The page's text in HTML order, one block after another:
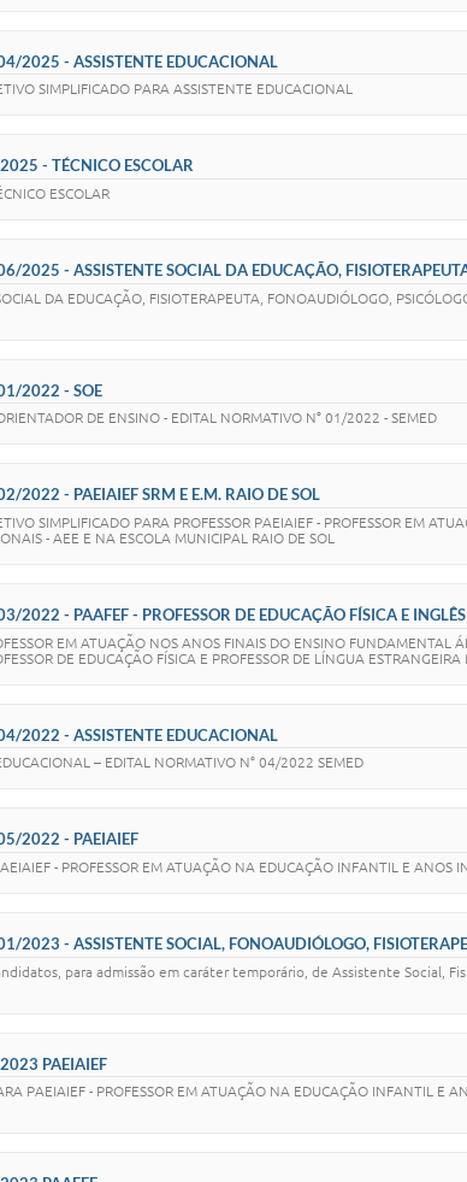
2025 - ASSISTENTE EDUCACIONAL
SIMPLIFICADO PARA ASSISTENTE EDUCACIONAL
- TÉCNICO ESCOLAR
ESCOLAR
2025 - ASSISTENTE SOCIAL DA EDUCAÇÃO,
DA EDUCAÇÃO, FISIOTERAPEUTA, FONOAUDIÓLOGO,
2022 - SOE
DE ENSINO - EDITAL NORMATIVO N° 01/2022 - SEMED
2022 - PAEIAIEF SRM E E.M. RAIO DE SOL
SIMPLIFICADO PARA PROFESSOR PAEIAIEF - PROFESSOR EM
- AEE E NA ESCOLA MUNICIPAL RAIO DE SOL
2022 - PAAFEF - PROFESSOR DE EDUCAÇÃO FÍSICA E INGLÊS
EM ATUAÇÃO NOS ANOS FINAIS DO ENSINO FUNDAMENTAL
DE EDUCAÇÃO FÍSICA E PROFESSOR DE LÍNGUA
2022 - ASSISTENTE EDUCACIONAL
– EDITAL NORMATIVO N° 04/2022 SEMED
2022 - PAEIAIEF
- PROFESSOR EM ATUAÇÃO NA EDUCAÇÃO INFANTIL E
2023 - ASSISTENTE SOCIAL, FONOAUDIÓLOGO,
para admissão em caráter temporário, de Assistente Social,
PAEIAIEF
PAEIAIEF - PROFESSOR EM ATUAÇÃO NA EDUCAÇÃO